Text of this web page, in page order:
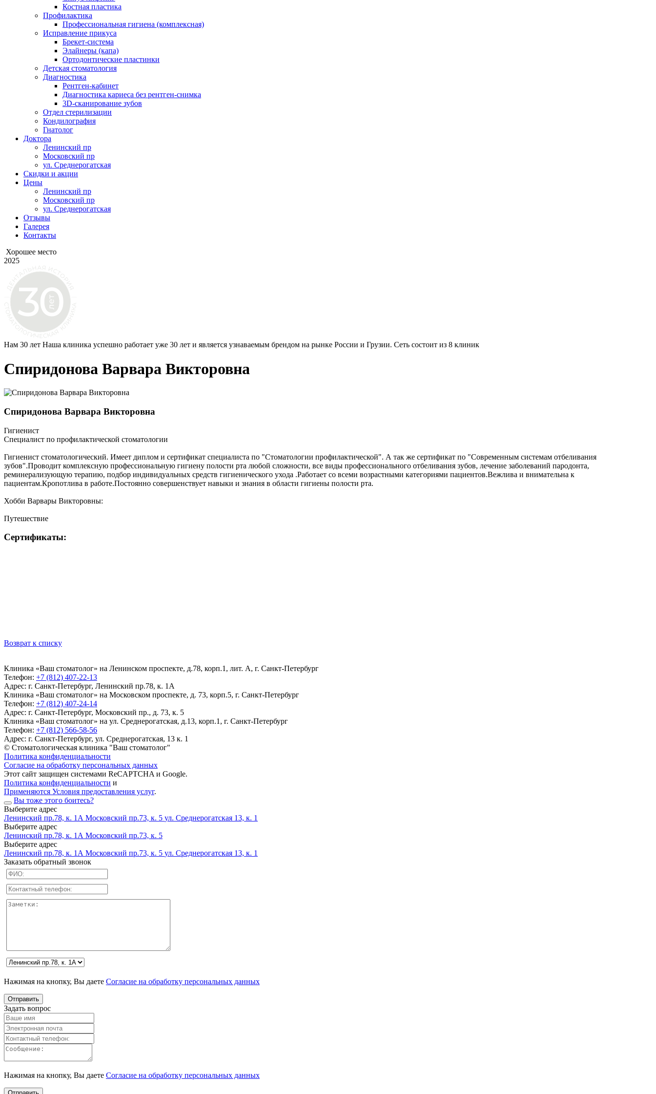
Костная пластика
Профилактика
Профессиональная гигиена (комплексная)
Исправление прикуса
Брекет-система
Элайнеры (капа)
Ортодонтические пластинки
Детская стоматология
Диагностика
Рентген-кабинет
Диагностика кариеса без рентген-снимка
3D-сканирование зубов
Отдел стерилизации
Кондилография
Гнатолог
Доктора
Ленинский пр
Московский пр
ул. Среднерогатская
Скидки и акции
Цены
Ленинский пр
Московский пр
ул. Среднерогатская
Отзывы
Галерея
Контакты
Хорошее место
2025
Нам 30 лет Наша клиника успешно работает уже 30 лет и является узнаваемым брендом на рынке России и Грузии. Сеть состоит из 8 клиник
Спиридонова Варвара Викторовна
Спиридонова Варвара Викторовна
Гигиенист
Специалист по профилактической стоматологии
Гигиенист стоматологический. Имеет диплом и сертификат специалиста по "Стоматологии профилактической". А так же сертификат по "Современным системам отбеливания
зубов".Проводит комплексную профессиональную гигиену полости рта любой сложности, все виды профессионального отбеливания зубов, лечение заболеваний пародонта,
реминерализующую терапию, подбор индивидуальных средств гигиенического ухода .Работает со всеми возрастными категориями пациентов.Вежлива и внимательна к
пациентам.Кропотлива в работе.Постоянно совершенствует навыки и знания в области гигиены полости рта.
Хобби Варвары Викторовны:
Путешествие
Сертификаты:
Возврат к списку
Клиника «Ваш стоматолог» на Ленинском проспекте, д.78, корп.1, лит. А, г. Санкт-Петербург
Телефон: +7 (812) 407-22-13
Адрес: г. Санкт-Петербург, Ленинский пр.78, к. 1А
Клиника «Ваш стоматолог» на Московском проспекте, д. 73, корп.5, г. Санкт-Петербург
Телефон: +7 (812) 407-24-14
Адрес: г. Санкт-Петербург, Московский пр., д. 73, к. 5
Клиника «Ваш стоматолог» на ул. Среднерогатская, д.13, корп.1, г. Санкт-Петербург
Телефон: +7 (812) 566-58-56
Адрес: г. Санкт-Петербург, ул. Среднерогатская, 13 к. 1
© Стоматологическая клиника "Ваш стоматолог"
Политика конфиденциальности
Согласие на обработку персональных данных
Этот сайт защищен системами ReCAPTCHA и Google.
Политика конфиденциальности и
Применяются Условия предоставления услуг.
Вы тоже этого боитесь?
Выберите адрес
Ленинский пр.78, к. 1А Московский пр.73, к. 5 ул. Среднерогатская 13, к. 1
Выберите адрес
Ленинский пр.78, к. 1А Московский пр.73, к. 5
Выберите адрес
Ленинский пр.78, к. 1А Московский пр.73, к. 5 ул. Среднерогатская 13, к. 1
Заказать обратный звонок
Нажимая на кнопку, Вы даете Согласие на обработку персональных данных
Задать вопрос
Нажимая на кнопку, Вы даете Согласие на обработку персональных данных